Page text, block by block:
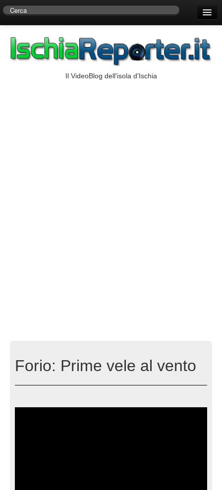
Centro di Ricerche Storiche D’Ambra
Il VideoBlog dell'isola d'Ischia
Forio: Prime vele al vento